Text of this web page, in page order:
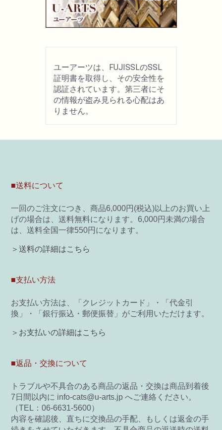
ユーアーツは、FUJISSLのSSL
証明書を取得し、その安全性を
認証されています。第三者にそ
の情報が盗み見られる心配はあ
りません。
■送料について
一回のご注文につき、商品6,000円(税込)以上のお買い上
げの場合は、送料無料になります。6,000円未満の場合
は、送料全国一律550円になります。
＞送料の詳細はこちら
■支払い方法
お支払い方法は、「クレジットカード」・「代金引
換」・「銀行振込・郵便振替」がご利用いただけます。
＞お支払いの詳細はこちら
■返品・交換について
トラブルや不具合のある商品の返品・交換は商品到着後
7日間以内に info-cats@u-arts.jp へご連絡ください。
（TEL：06-6631-5600）
内容を確認後、直ちに交換品の手配、もしくは返金の手
画材用具
その他文具